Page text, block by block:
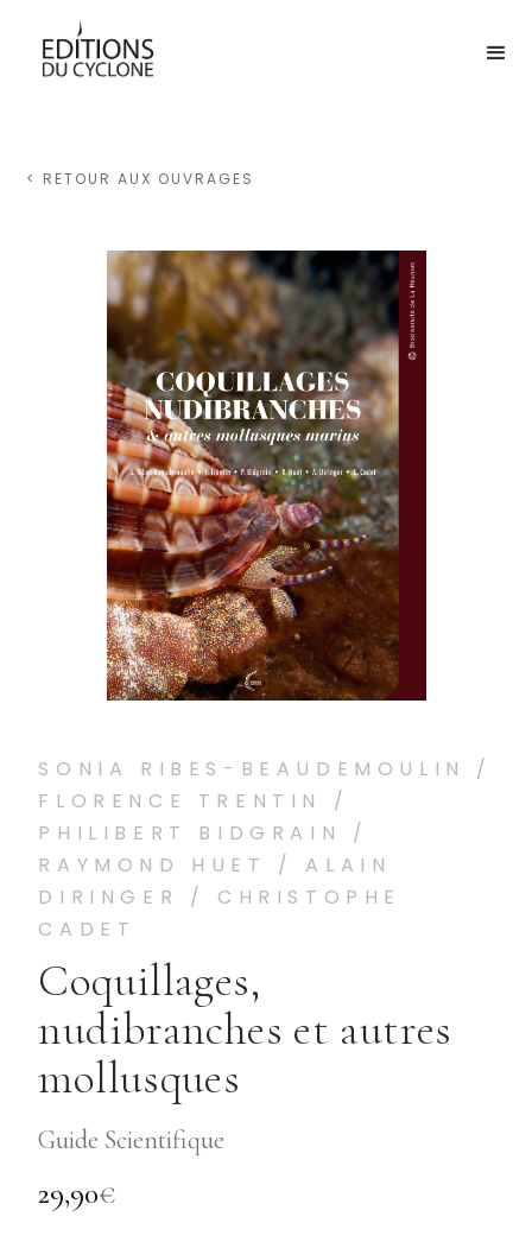
< RETOUR AUX OUVRAGES
SONIA RIBES-BEAUDEMOULIN /
FLORENCE TRENTIN /
PHILIBERT BIDGRAIN /
RAYMOND HUET / ALAIN
DIRINGER / CHRISTOPHE
CADET
Coquillages,
nudibranches et autres
mollusques
Guide Scientifique
29,90€